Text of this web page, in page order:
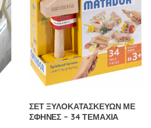
ΣΕΤ ΞΥΛΟΚΑΤΑΣΚΕΥΩΝ ΜΕ
ΣΦΗΝΕΣ – 34 ΤΕΜΑΧΙΑ